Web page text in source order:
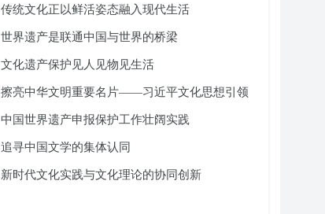
传统文化正以鲜活姿态融入现代生活
世界遗产是联通中国与世界的桥梁
文化遗产保护见人见物见生活
擦亮中华文明重要名片——习近平文化思想引领
中国世界遗产申报保护工作壮阔实践
追寻中国文学的集体认同
新时代文化实践与文化理论的协同创新